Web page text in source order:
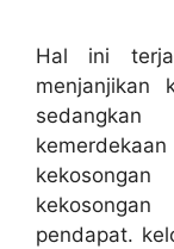
Hal ini
menjanjikan
pendapat.